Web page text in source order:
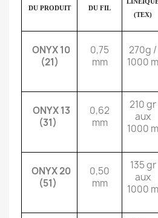
DU PRODUIT
DU FIL
(TEX)
ONYX 10
(21)
0,75
mm
270g /
1000 m
ONYX 13
(31)
0,62
mm
210 gr
aux
1000 m
ONYX 20
(51)
0,50
mm
135 gr
aux
1000 m